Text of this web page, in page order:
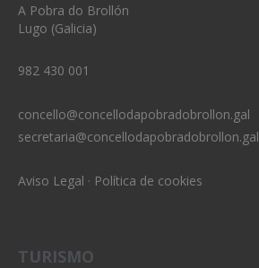
A Pobra do Brollón
Lugo (Galicia)
982 430 001
concello@concellodapobradobrollon.gal
secretaria@concellodapobradobrollon.gal
Aviso Legal · Política de cookies
TURISMO